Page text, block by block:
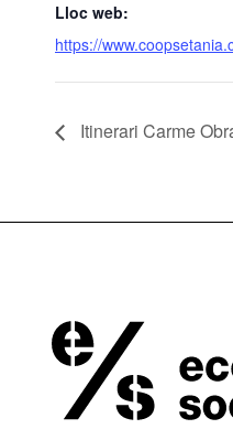
Lloc web:
https://
Itinerari Carme